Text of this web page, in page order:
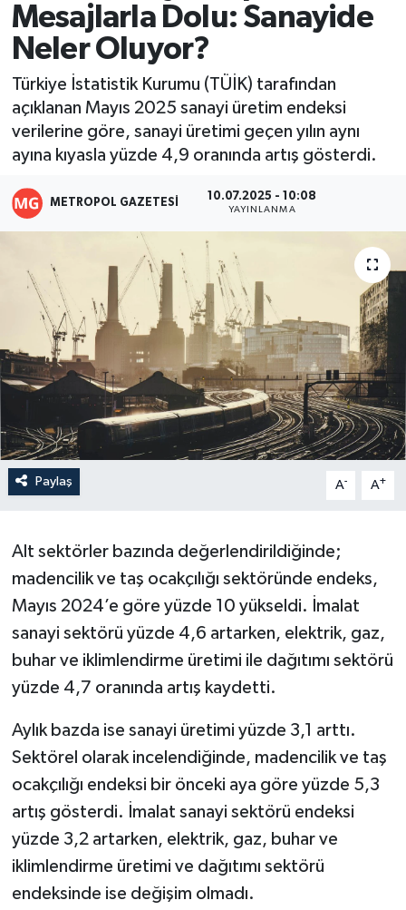
Mesajlarla Dolu: Sanayide
Neler Oluyor?
Türkiye İstatistik Kurumu (TÜİK) tarafından
açıklanan Mayıs 2025 sanayi üretim endeksi
verilerine göre, sanayi üretimi geçen yılın aynı
ayına kıyasla yüzde 4,9 oranında artış gösterdi.
METROPOL GAZETESI 10.07.2025 - 10:08
YAYINLANMA
Paylaş A- A+
Alt sektörler bazında değerlendirildiğinde;
madencilik ve taş ocakçılığı sektöründe endeks,
Mayıs 2024’e göre yüzde 10 yükseldi. İmalat
sanayi sektörü yüzde 4,6 artarken, elektrik, gaz,
buhar ve iklimlendirme üretimi ile dağıtımı sektörü
yüzde 4,7 oranında artış kaydetti.
Aylık bazda ise sanayi üretimi yüzde 3,1 arttı.
Sektörel olarak incelendiğinde, madencilik ve taş
ocakçılığı endeksi bir önceki aya göre yüzde 5,3
artış gösterdi. İmalat sanayi sektörü endeksi
yüzde 3,2 artarken, elektrik, gaz, buhar ve
iklimlendirme üretimi ve dağıtımı sektörü
endeksinde ise değişim olmadı.
Resmi İlanlar